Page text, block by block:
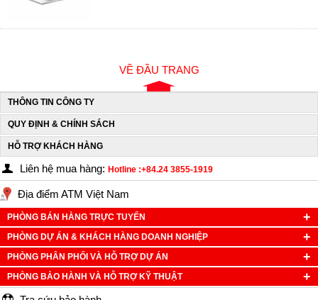
VỀ ĐẦU TRANG
THÔNG TIN CÔNG TY
QUY ĐỊNH & CHÍNH SÁCH
HỖ TRỢ KHÁCH HÀNG
Liên hệ mua hàng: Hotline :+84.24 3855-1919
Địa điểm ATM Việt Nam
PHÒNG BÁN HÀNG TRỰC TUYẾN
PHÒNG DỰ ÁN & KHÁCH HÀNG DOANH NGHIỆP
PHÒNG PHÂN PHỐI VÀ HỖ TRỢ DỰ ÁN
PHÒNG BẢO HÀNH VÀ HỖ TRỢ KỸ THUẬT